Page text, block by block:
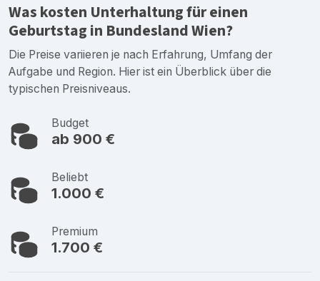
Was kosten Unterhaltung für einen
Geburtstag in Bundesland Wien?
Die Preise variieren je nach Erfahrung, Umfang der
Aufgabe und Region. Hier ist ein Überblick über die
typischen Preisniveaus.
Budget
ab 900 €
Beliebt
1.000 €
Premium
1.700 €